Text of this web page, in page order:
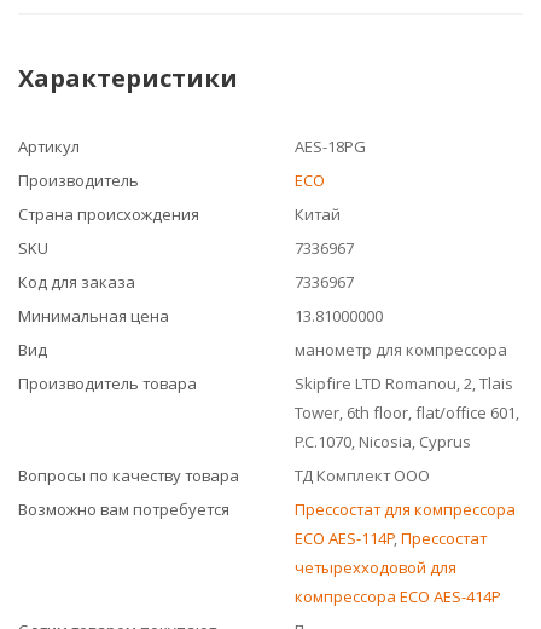
Характеристики
Артикул
AES-18PG
Производитель
ECO
Страна происхождения
Китай
SKU
7336967
Код для заказа
7336967
Минимальная цена
13.81000000
Вид
манометр для компрессора
Производитель товара
Skipfire LTD Romanou, 2, Tlais
Tower, 6th floor, flat/office 601,
P.C.1070, Nicosia, Cyprus
Вопросы по качеству товара
ТД Комплект ООО
Возможно вам потребуется
Прессостат для компрессора
ECO AES-114P,Прессостат
четырехходовой для
компрессора ECO AES-414P